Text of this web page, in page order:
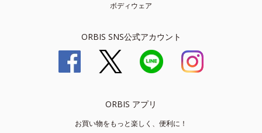
ボディウェア
ORBIS SNS公式アカウント
ORBIS アプリ
お買い物をもっと楽しく、便利に！